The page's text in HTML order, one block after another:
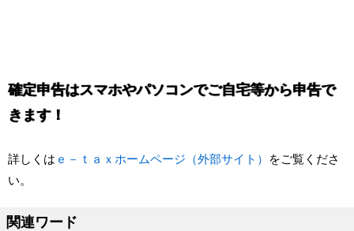
確定申告はスマホやパソコンでご自宅等から申告で
きます！
詳しくは ｅ－ｔａｘホームページ（外部サイト）
をご覧くださ
い。
関連ワード